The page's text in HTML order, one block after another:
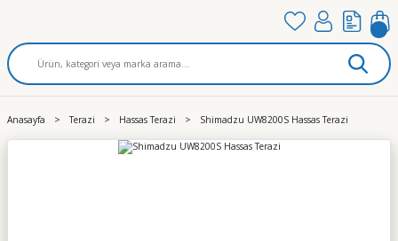
Anasayfa Terazi Hassas Terazi Shimadzu UW8200S Hassas Terazi